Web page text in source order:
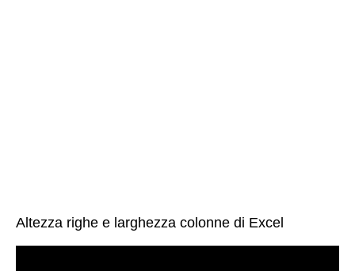
Altezza righe e larghezza colonne di Excel